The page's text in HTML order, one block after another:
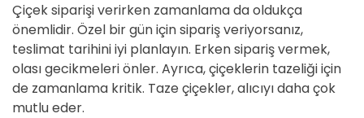
Çiçek siparişi verirken zamanlama da oldukça
önemlidir. Özel bir gün için sipariş veriyorsanız,
teslimat tarihini iyi planlayın. Erken sipariş vermek,
olası gecikmeleri önler. Ayrıca, çiçeklerin tazeliği için
de zamanlama kritik. Taze çiçekler, alıcıyı daha çok
mutlu eder.